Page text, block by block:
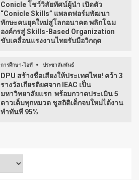
Conicle โชว์วิสัยทัศน์ผู้นำ เปิดตัว
“Conicle Skills” แพลตฟอร์มพัฒนา
ทักษะคนยุคใหม่สู่โลกอนาคต พลิกโฉม
องค์กรสู่ Skills-Based Organization
ขับเคลื่อนแรงงานไทยรับมือวิกฤต
การศึกษา-ไอที ประชาสัมพันธ์
DPU สร้างชื่อเสียงให้ประเทศไทย! คว้า 3
รางวัลเกียรติยศจาก IEAC เป็น
มหาวิทยาลัยแรก พร้อมกวาดประเมิน 5
ดาวเต็มทุกหมวด ชูสถิติเด็กจบใหม่ได้งาน
ทำทันที 95%